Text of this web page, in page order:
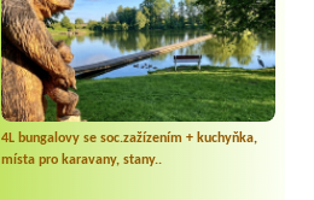
4L bungalovy se soc.zažízením + kuchyňka,
místa pro karavany, stany..